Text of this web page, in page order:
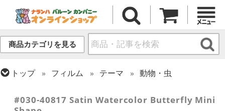
商品カテゴリを見る
トップ フィルム テーマ
動物・虫
スプリング(春)・イースター
#030-40817 Satin Watercolor Butterfly Mini